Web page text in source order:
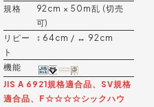
規格
92cm × 50m乱 (切売
可)
リピー
ト
↕︎ 64cm / ↔︎ 92cm
機能
JIS A 6921規格適合品、SV規格
適合品、F☆☆☆☆シックハウ